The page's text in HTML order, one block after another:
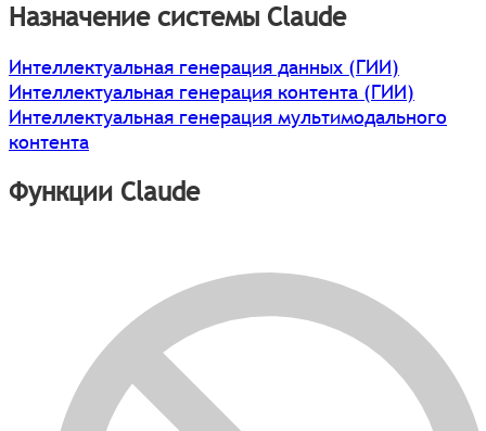
Назначение системы Claude
Интеллектуальная генерация данных (ГИИ)
Интеллектуальная генерация контента (ГИИ)
Интеллектуальная генерация мультимодального
контента
Функции Claude